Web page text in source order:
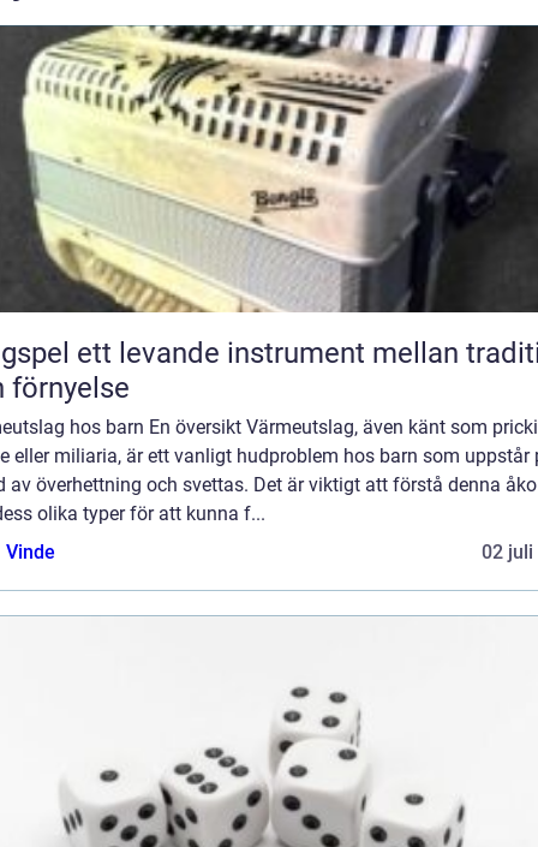
mellan tradition
förnyelse
hos barn En översikt Värmeutslag, även känt som
eller miliaria, är ett vanligt hudproblem hos barn som uppstår
av överhettning och svettas. Det är viktigt att förstå denna
olika typer för att kunna f...
Vinde
02 juli